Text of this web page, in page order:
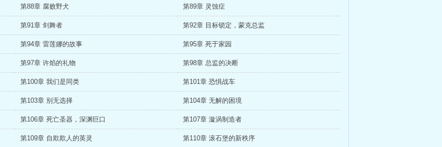
第88章 腐败野犬 第89章 灵蚀症
第91章 剑舞者 第92章 目标锁定，蒙克总监
第94章 雷莲娜的故事 第95章 死于家园
第97章 许焰的礼物 第98章 总监的决断
第100章 我们是同类 第101章 恐惧战车
第103章 别无选择 第104章 无解的困境
第106章 死亡圣器，深渊巨口 第107章 漩涡制造者
第109章 自欺欺人的英灵 第110章 滚石堡的新秩序